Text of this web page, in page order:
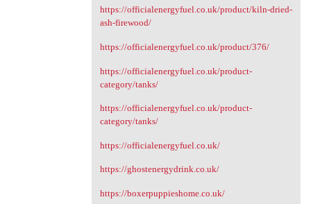
https://officialenergyfuel.co.uk/product/kiln-dried-
ash-firewood/
https://officialenergyfuel.co.uk/product/376/
https://officialenergyfuel.co.uk/product-
category/tanks/
https://officialenergyfuel.co.uk/product-
category/tanks/
https://officialenergyfuel.co.uk/
https://ghostenergydrink.co.uk/
https://boxerpuppieshome.co.uk/